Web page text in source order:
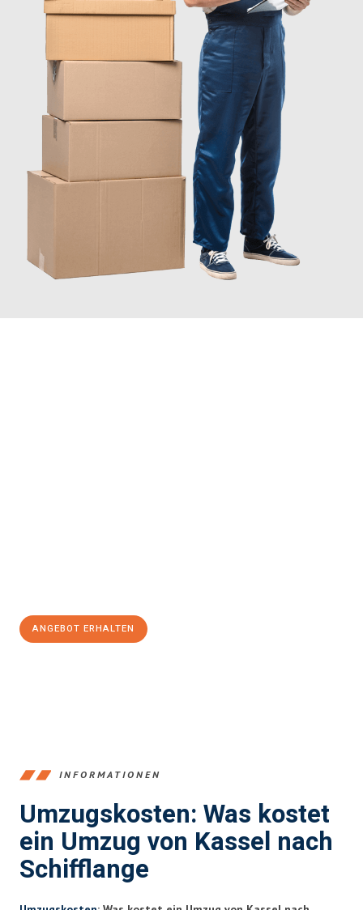
ANGEBOT ERHALTEN
INFORMATIONEN
Umzugskosten: Was kostet
ein Umzug von Kassel nach
Schifflange